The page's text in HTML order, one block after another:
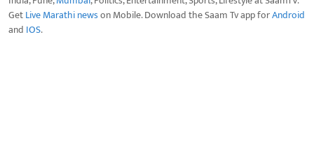
GetLive Marathi newson Mobile. Download the Saam Tv app forAndroid
and IOS.